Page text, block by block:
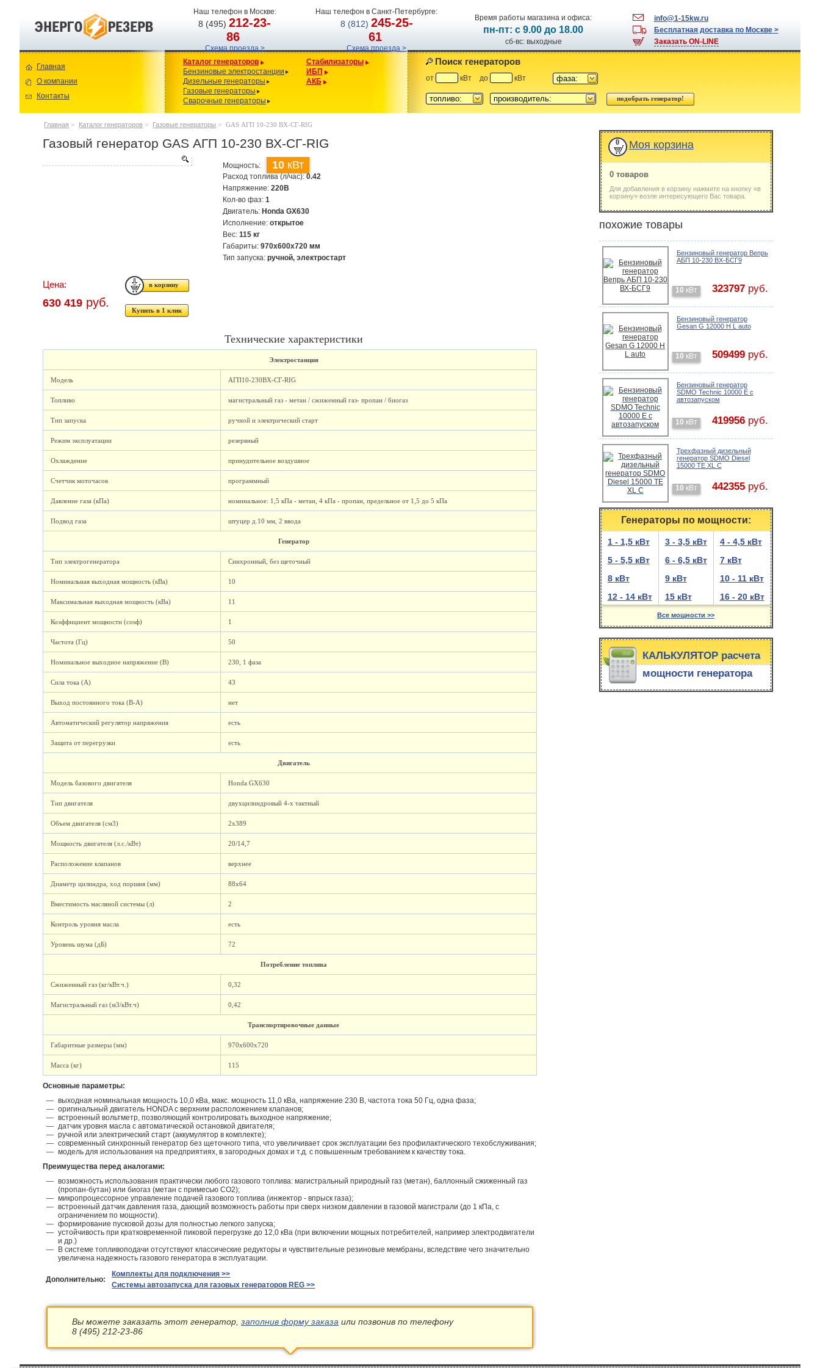
Наш телефон в Москве:
8 (495)212-23-
86
Схема проезда >
Наш телефон в Санкт-Петербурге:
8 (812) 245-25-
61
Схема проезда >
Время работы магазина и офиса:
пн-пт: с 9.00 до 18.00
сб-вс: выходные
info@1-15kw.ru
Бесплатная доставка по Москве >
Заказать ON-LINE
Главная
О компании
Контакты
Каталог генераторов
Бензиновые электростанции
Дизельные генераторы
Газовые генераторы
Сварочные генераторы
Стабилизаторы
ИБП
АКБ
Поиск генераторов
от кВт до кВт фаза:
топливо: производитель:
Главная > Каталог генераторов > Газовые генераторы > GAS АГП 10-230 ВХ-СГ-RIG
Газовый генератор GAS АГП 10-230 ВХ-СГ-RIG
Мощность: 10 кВт
Расход топлива (л/час):0.42
Напряжение:220В
Кол-во фаз:1
Двигатель: Honda GX630
Исполнение:открытое
Вес:115 кг
Габариты:970х600х720 мм
Тип запуска:ручной, электростарт
Цена:
630 419 руб.
Купить в 1 клик
Технические характеристики
Электростанция
Модель АГП10-230ВХ-СГ-RIG
Топливо магистральный газ - метан / сжиженный газ- пропан / биогаз
Тип запуска ручной и электрический старт
Режим эксплуатации резервный
Охлаждение принудительное воздушное
Счетчик моточасов программный
Давление газа (кПа) номинальное: 1,5 кПа - метан, 4 кПа - пропан, предельное от 1,5 до 5 кПа
Подвод газа штуцер д.10 мм, 2 ввода
Генератор
Тип электрогенератора Синхронный, без щеточный
Номинальная выходная мощность (кВа) 10
Максимальная выходная мощность (кВа) 11
Коэффициент мощности (cosф) 1
Частота (Гц) 50
Номинальное выходное напряжение (В) 230, 1 фаза
Сила тока (А) 43
Выход постоянного тока (В-А) нет
Автоматический регулятор напряжения есть
Защита от перегрузки есть
Двигатель
Модель базового двигателя Honda GX630
Тип двигателя двухцилиндровый 4-х тактный
Объем двигателя (см3) 2х389
Мощность двигателя (л.с./кВт) 20/14,7
Расположение клапанов верхнее
Диаметр цилиндра, ход поршня (мм) 88x64
Вместимость масляной системы (л) 2
Контроль уровня масла есть
Уровень шума (дБ) 72
Потребление топлива
Сжиженный газ (кг/кВт.ч.) 0,32
Магистральный газ (м3/кВт.ч) 0,42
Транспортировочные данные
Габаритные размеры (мм) 970х600х720
Масса (кг) 115
Основные параметры:
выходная номинальная мощность 10,0 кВа, макс. мощность 11,0 кВа, напряжение 230 В, частота тока 50 Гц, одна фаза;
оригинальный двигатель HONDA с верхним расположением клапанов;
встроенный вольтметр, позволяющий контролировать выходное напряжение;
датчик уровня масла с автоматической остановкой двигателя;
ручной или электрический старт (аккумулятор в комплекте);
современный синхронный генератор без щеточного типа, что увеличивает срок эксплуатации без профилактического техобслуживания;
модель для использования на предприятиях, в загородных домах и т.д. с повышенным требованием к качеству тока.
Преимущества перед аналогами:
возможность использования практически любого газового топлива: магистральный природный газ (метан), баллонный сжиженный газ
(пропан-бутан) или биогаз (метан с примесью СО2);
микропроцессорное управление подачей газового топлива (инжектор - впрыск газа);
встроенный датчик давления газа, дающий возможность работы при сверх низком давлении в газовой магистрали (до 1 кПа, с
ограничением по мощности).
формирование пусковой дозы для полностью легкого запуска;
устойчивость при кратковременной пиковой перегрузке до 12,0 кВа (при включении мощных потребителей, например электродвигатели
и др.)
В системе топливоподачи отсутствуют классические редукторы и чувствительные резиновые мембраны, вследствие чего значительно
увеличена надежность газового генератора в эксплуатации.
Дополнительно:
Комплекты для подключения >>
Системы автозапуска для газовых генераторов REG >>
Вы можете заказать этот генератор,заполнив форму заказа или позвонив по телефону
8 (495) 212-23-86
0 Моя корзина
0 товаров
Для добавления в корзину нажмите на кнопку «в
корзину» возле интересующего Вас товара.
похожие товары
Бензиновый генератор Вепрь
АБП 10-230 ВХ-БСГ9
10 кВт 323797руб.
Бензиновый генератор
Gesan G 12000 H L auto
10 кВт 509499руб.
Бензиновый генератор
SDMO Technic 10000 E с
автозапуском
10 кВт 419956руб.
Трехфазный дизельный
генератор SDMO Diesel
15000 TE XL C
10 кВт 442355руб.
Генераторы по мощности:
1 - 1,5 кВт 3 - 3,5 кВт
4 - 4,5 кВт
5 - 5,5 кВт
6 - 6,5 кВт
7 кВт
8 кВт
9 кВт
10 - 11 кВт
12 - 14 кВт
15 кВт 16 - 20 кВт
Все мощности >>
КАЛЬКУЛЯТОР расчета
мощности генератора